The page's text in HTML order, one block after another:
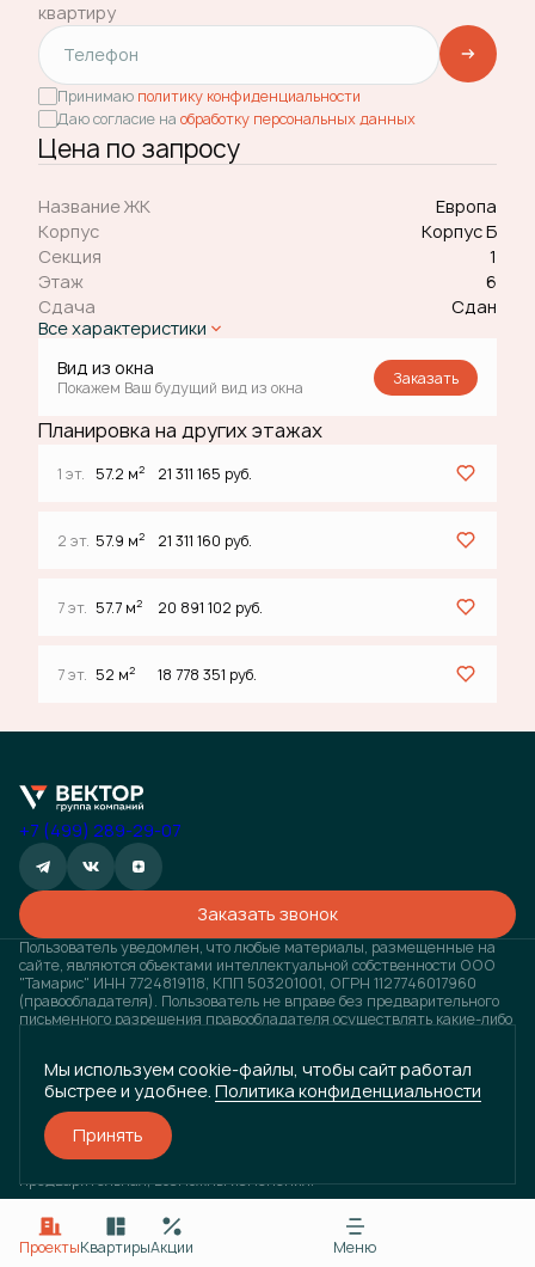
квартиру
Принимаю политику конфиденциальности
Даю согласие на обработку персональных данных
Цена по запросу
Название ЖК
Европа
Корпус
Корпус Б
Секция
1
Этаж
6
Сдача
Сдан
Все характеристики
Вид из окна
Покажем Ваш будущий вид из окна Заказать
Планировка на других этажах
1 эт. 57.2 м2 21 311 165 руб.
2 эт. 57.9 м2 21 311 160 руб.
7 эт. 57.7 м2 20 891 102 руб.
7 эт. 52 м2 18 778 351 руб.
+7 (499) 289-29-07
Заказать звонок
Пользователь уведомлен, что любые материалы, размещенные на
сайте, являются объектами интеллектуальной собственности ООО
"Тамарис" ИНН 7724819118, КПП 503201001, ОГРН 1127746017960
(правообладателя). Пользователь не вправе без предварительного
письменного разрешения правообладателя осуществлять какие-либо
штрафов, предусмотренных законодательством РФ, а также на
обращение в компетентные органы за защитой своих прав и
законных интересов. Любая информация, представленная на
данном сайте, носит исключительно информационный характер и ни
при каких условиях не является публичной офертой, определяемой
положениями статьи 437 ГК РФ. Визуализация проектов
предварительная, возможны изменения.
ГРУППА КОМПАНИЙ «ВЕКТОР»
ПроектыКвартирыАкции Меню
Мы используем cookie-файлы, чтобы сайт работал
быстрее и удобнее. Политика конфиденциальности
Принять